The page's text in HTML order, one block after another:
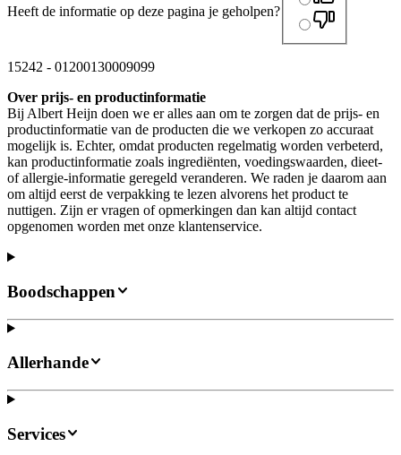
Heeft de informatie op deze pagina je geholpen?
15242 - 01200130009099
Over prijs- en productinformatie
Bij Albert Heijn doen we er alles aan om te zorgen dat de prijs- en
productinformatie van de producten die we verkopen zo accuraat
mogelijk is. Echter, omdat producten regelmatig worden verbeterd,
kan productinformatie zoals ingrediënten, voedingswaarden, dieet-
of allergie-informatie geregeld veranderen. We raden je daarom aan
om altijd eerst de verpakking te lezen alvorens het product te
nuttigen. Zijn er vragen of opmerkingen dan kan altijd contact
opgenomen worden met onze klantenservice.
Boodschappen
Allerhande
Services